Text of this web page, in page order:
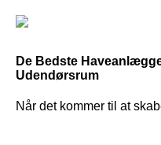
De Bedste
Udendørsrum
Når det kommer til at